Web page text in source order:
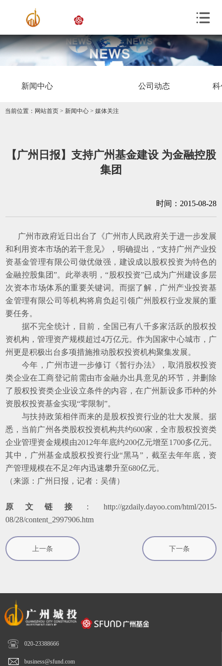
新闻中心 公司动态 科
当前位置： 网站首页 > 新闻中心 > 媒体关注
【广州日报】支持广州基金建设 为金融控股
集团
时间：2015-08-28
广州市政府近日出台了《广州市人民政府关于进一步发展
和利用资本市场的若干意见》，明确提出，“支持广州产业投
资基金管理有限公司做优做强，建设成以股权投资为特色的
金融控股集团”。此举表明，“股权投资”已成为广州建设多层
次资本市场体系的重要关键词。而据了解，广州产业投资基
金管理有限公司等机构将肩负起引领广州股权行业发展的重
要任务。
据不完全统计，目前，全国已有八千多家活跃的股权投
资机构，管理资产规模超过4万亿元。作为国家中心城市，广
州更是积极出台多项措施推动股权投资机构聚集发展。
今年，广州市进一步修订《暂行办法》，取消股权投资
类企业在工商登记前需由市金融办出具意见的环节，并删除
了股权投资类企业设立条件的内容，在广州新设多币种的外
资股权投资基金实现“零限制”。
与扶持政策相伴而来的是股权投资行业的壮大发展。据
悉，当前广州各类股权投资机构共约600家，全市股权投资类
企业管理资金规模由2012年年底约200亿元增至1700多亿元。
其中，广州基金成股权投资行业“黑马”，截至去年年底，资
产管理规模在不足2年内迅速攀升至680亿元。
（来源：广州日报，记者：吴倩）
原文链接 ： http://gzdaily.dayoo.com/html/2015-
08/28/content_2997906.htm
上一条 下一条
 020-23388666
 business@sfund.com